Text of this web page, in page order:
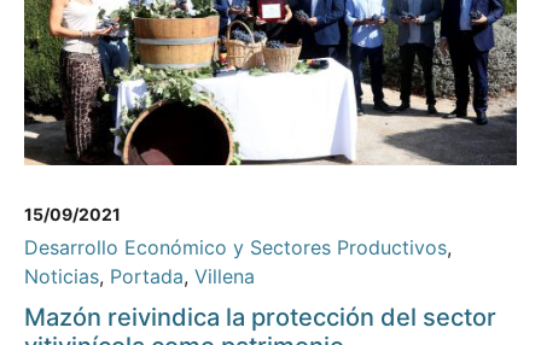
15/09/2021
Desarrollo Económico y Sectores Productivos,
Noticias, Portada, Villena
Mazón reivindica la protección del sector